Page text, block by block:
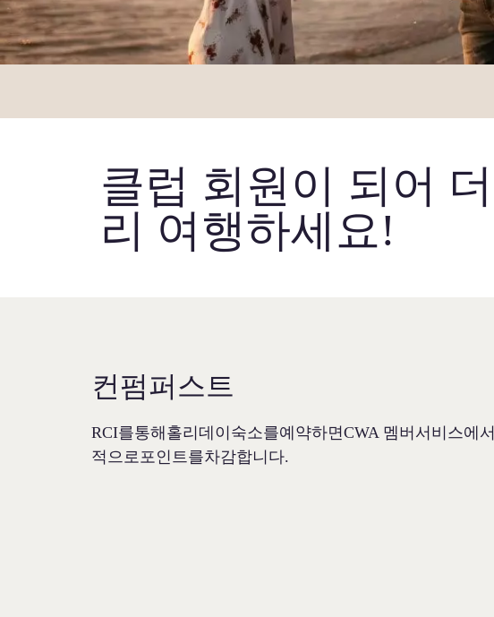
클럽 회원이 되어
리 여행하세요!
컨펌퍼스트
RCI를통해홀리데이숙소를예약하면CWA 멤버서비스에
적으로포인트를차감합니다.